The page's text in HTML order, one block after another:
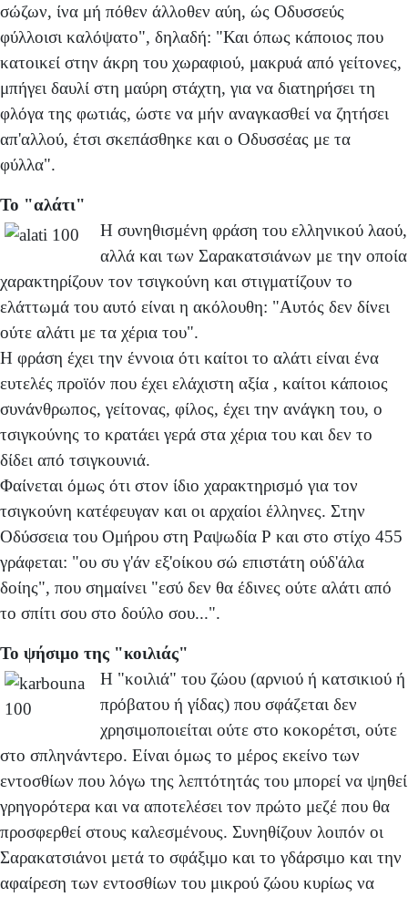
σώζων, ίνα μή πόθεν άλλοθεν αύη, ώς Οδυσσεύς
φύλλοισι καλόψατο", δηλαδή: "Και όπως κάποιος που
κατοικεί στην άκρη του χωραφιού, μακρυά από γείτονες,
μπήγει δαυλί στη μαύρη στάχτη, για να διατηρήσει τη
φλόγα της φωτιάς, ώστε να μήν αναγκασθεί να ζητήσει
απ'αλλού, έτσι σκεπάσθηκε και ο Οδυσσέας με τα
φύλλα".
Το "αλάτι"
Η συνηθισμένη φράση του ελληνικού λαού,
αλλά και των Σαρακατσιάνων με την οποία
χαρακτηρίζουν τον τσιγκούνη και στιγματίζουν το
ελάττωμά του αυτό είναι η ακόλουθη: "Αυτός δεν δίνει
ούτε αλάτι με τα χέρια του".
Η φράση έχει την έννοια ότι καίτοι το αλάτι είναι ένα
ευτελές προϊόν που έχει ελάχιστη αξία , καίτοι κάποιος
συνάνθρωπος, γείτονας, φίλος, έχει την ανάγκη του, ο
τσιγκούνης το κρατάει γερά στα χέρια του και δεν το
δίδει από τσιγκουνιά.
Φαίνεται όμως ότι στον ίδιο χαρακτηρισμό για τον
τσιγκούνη κατέφευγαν και οι αρχαίοι έλληνες. Στην
Οδύσσεια του Ομήρου στη Ραψωδία Ρ και στο στίχο 455
γράφεται: "ου συ γ'άν εξ'οίκου σώ επιστάτη ούδ'άλα
δοίης", που σημαίνει "εσύ δεν θα έδινες ούτε αλάτι από
το σπίτι σου στο δούλο σου...".
Το ψήσιμο της "κοιλιάς"
Η "κοιλιά" του ζώου (αρνιού ή κατσικιού ή
πρόβατου ή γίδας) που σφάζεται δεν
χρησιμοποιείται ούτε στο κοκορέτσι, ούτε
στο σπληνάντερο. Είναι όμως το μέρος εκείνο των
εντοσθίων που λόγω της λεπτότητάς του μπορεί να ψηθεί
γρηγορότερα και να αποτελέσει τον πρώτο μεζέ που θα
προσφερθεί στους καλεσμένους. Συνηθίζουν λοιπόν οι
Σαρακατσιάνοι μετά το σφάξιμο και το γδάρσιμο και την
αφαίρεση των εντοσθίων του μικρού ζώου κυρίως να